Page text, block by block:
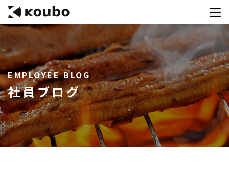
サービス
会社案内
実績紹介
採用情報
資料ダウンロード
EMPLOYEE BLOG
社員ブログ